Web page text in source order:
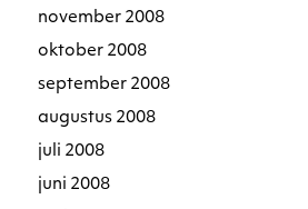
november 2008
oktober 2008
september 2008
augustus 2008
juli 2008
juni 2008